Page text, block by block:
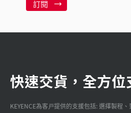
訂閱
快速交貨，全方位
KEYENCE為客戸提供的支援包括: 選擇製程